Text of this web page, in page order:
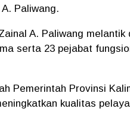
Paliwang.
A. Paliwang melantik
serta 23 pejabat
Pemerintah Provinsi
kualitas